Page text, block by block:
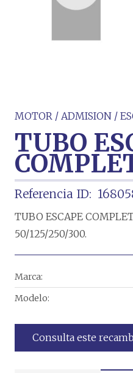
MOTOR / ADMISION /
TUBO
Referencia ID:
TUBO ESCAPE
50/125/250/300.
Consulta este
Marca:
Modelo: